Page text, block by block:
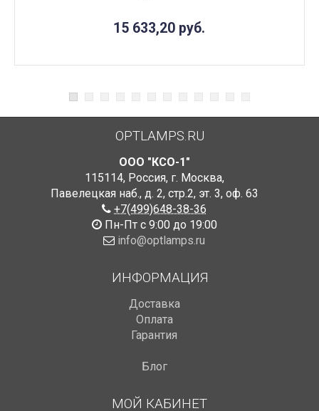
15 633,20 руб.
OPTLAMPS.RU
ООО "КСО-1"
115114, Россия, г. Москва,
Павелецкая наб., д. 2, стр.2, эт. 3, оф. 63
+7(499)648-38-36
Пн-Пт с 9:00 до 19:00
info@optlamps.ru
ИНФОРМАЦИЯ
Доставка
Оплата
Гарантия
Блог
МОЙ КАБИНЕТ